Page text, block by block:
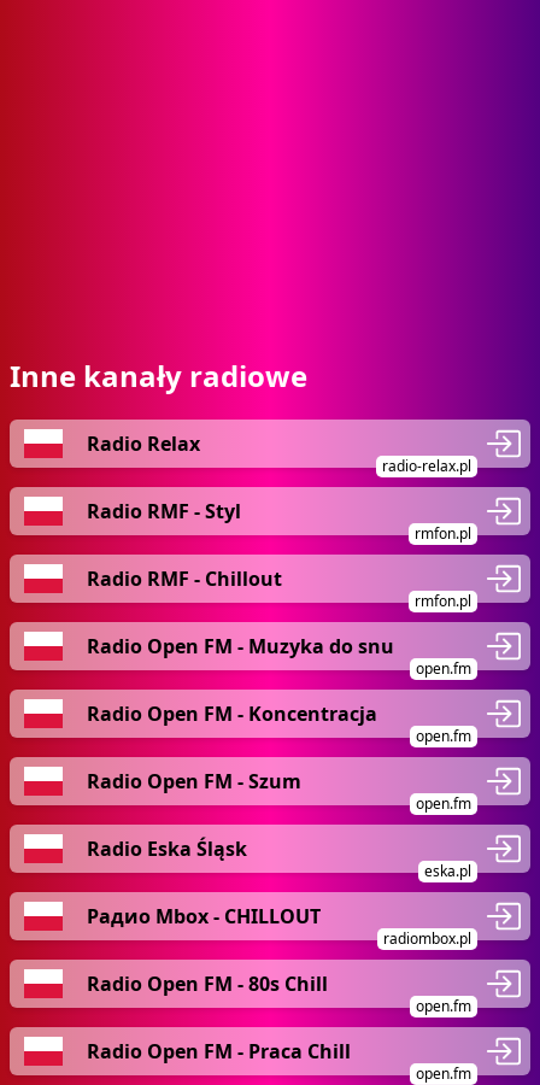
Inne kanały radiowe
Radio Relax
radio-relax.pl
Radio RMF - Styl
rmfon.pl
Radio RMF - Chillout
rmfon.pl
Radio Open FM - Muzyka do snu
open.fm
Radio Open FM - Koncentracja
open.fm
Radio Open FM - Szum
open.fm
Radio Eska Śląsk
eska.pl
Радио Mbox - CHILLOUT
radiombox.pl
Radio Open FM - 80s Chill
open.fm
Radio Open FM - Praca Chill
open.fm